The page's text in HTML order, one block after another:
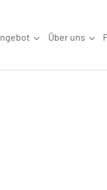
for "Aus-/
Submenu for
Über uns